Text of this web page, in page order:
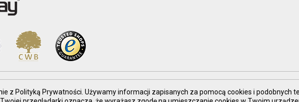
z Polityką Prywatności. Używamy informacji zapisanych za pomocą cookies i podobnych